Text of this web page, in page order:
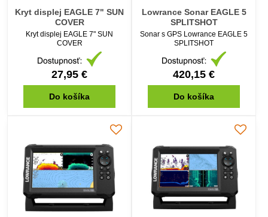
Kryt displej EAGLE 7" SUN
COVER
Kryt displej EAGLE 7" SUN
COVER
27,95 €
Do košíka
Lowrance Sonar EAGLE 5
SPLITSHOT
Sonar s GPS Lowrance EAGLE 5
SPLITSHOT
420,15 €
Do košíka